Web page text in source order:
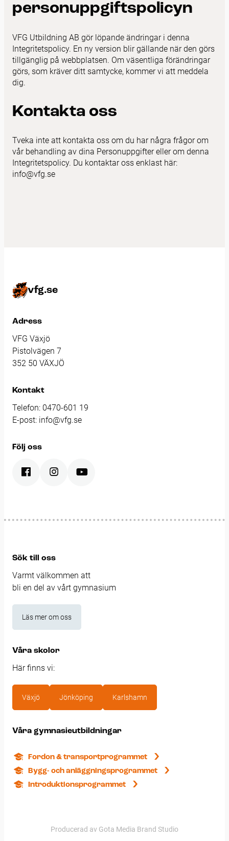
personuppgiftspolicyn
VFG Utbildning AB gör löpande ändringar i denna
Integritetspolicy. En ny version blir gällande när den görs
tillgänglig på webbplatsen. Om väsentliga förändringar
görs, som kräver ditt samtycke, kommer vi att meddela
dig.
Kontakta oss
Tveka inte att kontakta oss om du har några frågor om
vår behandling av dina Personuppgifter eller om denna
Integritetspolicy. Du kontaktar oss enklast här:
info@vfg.se
vfg.se
Adress
VFG Växjö
Pistolvägen 7
352 50 VÄXJÖ
Kontakt
Telefon: 0470-601 19
E-post: info@vfg.se
Följ oss
Sök till oss
Varmt välkommen att
bli en del av vårt gymnasium
Läs mer om oss
Våra skolor
Här finns vi:
Växjö Jönköping Karlshamn
Våra gymnasieutbildningar
Fordon & transportprogrammet
Bygg- och anläggningsprogrammet
Introduktionsprogrammet
Producerad av Gota Media Brand Studio